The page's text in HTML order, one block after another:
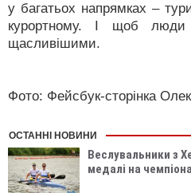
у багатьох напрямках –
курортному. І щоб
щасливішими.
Фото: Фейсбук-сторінка
ОСТАННІ НОВИНИ
Веслувальники з
медалі на